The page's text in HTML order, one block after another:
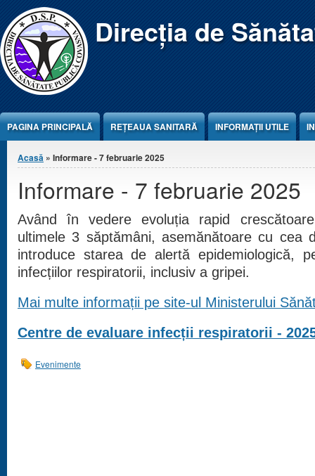
Jump to Content Direcția de
PAGINA PRINCIPALĂ REŢEAUA SANITARĂ INFORMAȚII UTILE
Eşti aici
Acasă » Informare - 7 februarie 2025
Informare - 7 februarie 2025
Având în vedere evoluția rapid
ultimele 3 săptămâni, asemănătoare cu cea
introduce starea de alertă epidemiologică,
infecțiilor respiratorii, inclusiv a gripei.
Mai multe informații pe site-ul Ministerului
Centre de evaluare infecții respiratorii -
Evenimente